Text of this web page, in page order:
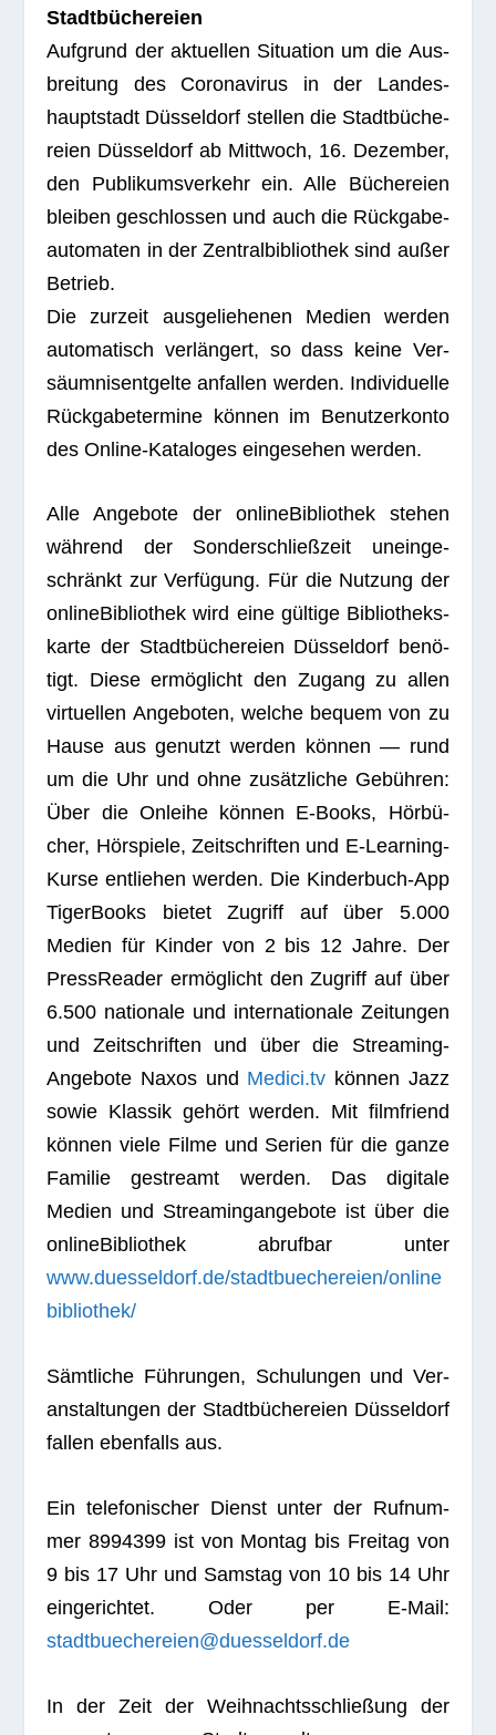
Stadtbüchereien
Auf­grund der aktu­el­len Situa­tion um die Aus­
brei­tung des Coro­na­vi­rus in der Lan­des­
haupt­stadt Düs­sel­dorf stel­len die Stadt­bü­che­
reien Düs­sel­dorf ab Mitt­woch, 16. Dezem­ber,
den Publi­kums­ver­kehr ein. Alle Büche­reien
blei­ben geschlos­sen und auch die Rück­ga­be­
au­to­ma­ten in der Zen­tral­bi­blio­thek sind außer
Betrieb.
Die zur­zeit aus­ge­lie­he­nen Medien wer­den
auto­ma­tisch ver­län­gert, so dass keine Ver­
säum­nis­ent­gelte anfal­len wer­den. Indi­vi­du­elle
Rück­ga­be­ter­mine kön­nen im Benut­zer­konto
des Online-Kata­lo­ges ein­ge­se­hen werden.
Alle Ange­bote der online­Bi­blio­thek ste­hen
wäh­rend der Son­der­schließ­zeit unein­ge­
schränkt zur Ver­fü­gung. Für die Nut­zung der
online­Bi­blio­thek wird eine gül­tige Biblio­theks­
karte der Stadt­bü­che­reien Düs­sel­dorf benö­
tigt. Diese ermög­licht den Zugang zu allen
vir­tu­el­len Ange­bo­ten, wel­che bequem von zu
Hause aus genutzt wer­den kön­nen — rund
um die Uhr und ohne zusätz­li­che Gebüh­ren:
Über die Onleihe kön­nen E‑Books, Hör­bü­
cher, Hör­spiele, Zeit­schrif­ten und E‑Lear­ning-
Kurse ent­lie­hen wer­den. Die Kin­der­buch-App
Tiger­Books bie­tet Zugriff auf über 5.000
Medien für Kin­der von 2 bis 12 Jahre. Der
Press­Rea­der ermög­licht den Zugriff auf über
6.500 natio­nale und inter­na­tio­nale Zei­tun­gen
und Zeit­schrif­ten und über die Strea­ming-
Ange­bote Naxos und Medici.tv kön­nen Jazz
sowie Klas­sik gehört wer­den. Mit film­fri­end
kön­nen viele Filme und Serien für die ganze
Fami­lie gestreamt wer­den. Das digi­tale
Medien und Strea­ming­an­ge­bote ist über die
online­Bi­blio­thek abruf­bar unter
www.duesseldorf.de/stadtbuechereien/online
bibliothek/
Sämt­li­che Füh­run­gen, Schu­lun­gen und Ver­
an­stal­tun­gen der Stadt­bü­che­reien Düs­sel­dorf
fal­len eben­falls aus.
Ein tele­fo­ni­scher Dienst unter der Ruf­num­
mer 8994399 ist von Mon­tag bis Frei­tag von
9 bis 17 Uhr und Sams­tag von 10 bis 14 Uhr
ein­ge­rich­tet. Oder per E‑Mail:
stadtbuechereien@duesseldorf.de
In der Zeit der Weih­nachts­schlie­ßung der